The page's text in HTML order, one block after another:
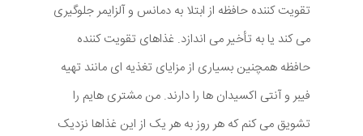
تقویت کننده حافظه از ابتلا به دمانس و آلزایمر جلوگیری
می کند یا به تأخیر می اندازد. غذاهای تقویت کننده
حافظه همچنین بسیاری از مزایای تغذیه ای مانند تهیه
فیبر و آنتی اکسیدان ها را دارند. من مشتری هایم را
تشویق می کنم که هر روز به هر یک از این غذاها نزدیک